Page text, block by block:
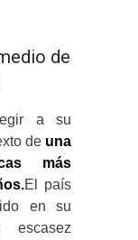
de
a su
de una
más
El país
en su
escasez